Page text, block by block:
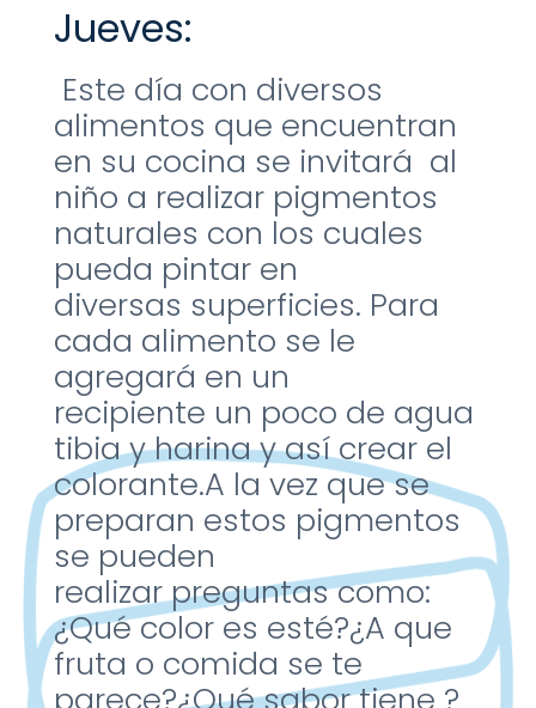
Jueves:
Este día con diversos
alimentos que encuentran
en su cocina se invitará al
niño a realizar pigmentos
naturales con los cuales
pueda pintar en
diversas superficies. Para
cada alimento se le
agregará en un
recipiente un poco de agua
tibia y harinay así crear el
colorante.A la vez que se
preparan estos pigmentos
se pueden
realizarpreguntas como:
¿Qué color es esté?¿A que
fruta o comida se te